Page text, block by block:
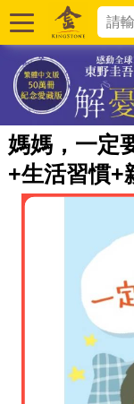
媽媽，一定
+生活習慣+